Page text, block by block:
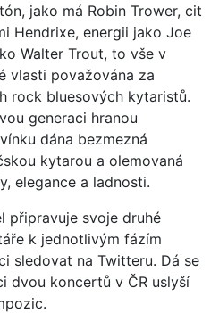
jako má Robin Trower, cit
Hendrixe, energii jako Joe
Walter Trout, to vše v
vlasti považována za
rock bluesových kytaristů.
generaci hranou
dána bezmezná
kytarou a olemovaná
elegance a ladnosti.
připravuje svoje druhé
k jednotlivým fázím
sledovat na Twitteru. Dá se
dvou koncertů v ČR uslyší